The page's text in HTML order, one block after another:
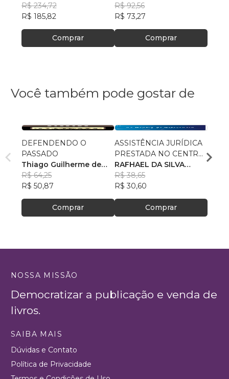
Oliveira Junior
R$ 234,72
R$ 185,82
Comprar
Oliveira Junior
R$ 92,56
R$ 73,27
Comprar
Você também pode gostar de
DEFENDENDO O
PASSADO
Thiago Guilherme de
Souza
R$ 64,25
R$ 50,87
Comprar
ASSISTÊNCIA JURÍDICA
PRESTADA NO CENTRO
DE REFERÊNCIA
ESPECIALIZADO DE
ASSISTÊNCIA SOCIAL–
CREAS
RAFHAEL DA SILVA
PETRÔNIO
R$ 38,65
R$ 30,60
Comprar
AS
NOSSA MISSÃO
Democratizar a publicação e venda de
livros.
SAIBA MAIS
Dúvidas e Contato
Política de Privacidade